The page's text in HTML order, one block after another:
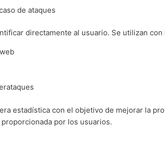
de ataques
directamente al usuario. Se utilizan
estadística con el objetivo de mejorar la
por los usuarios.